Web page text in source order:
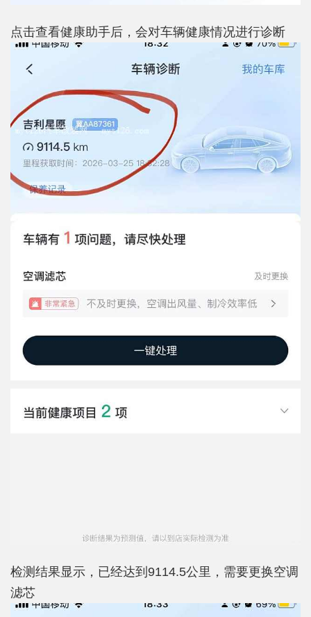
点击查看健康助手后，会对车辆健康情况进行诊断
检测结果显示，已经达到9114.5公里，需要更换空调
滤芯